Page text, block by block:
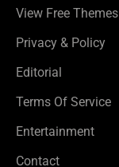
View Free Themes
Privacy & Policy
Editorial
Terms Of Service
Entertainment
Contact